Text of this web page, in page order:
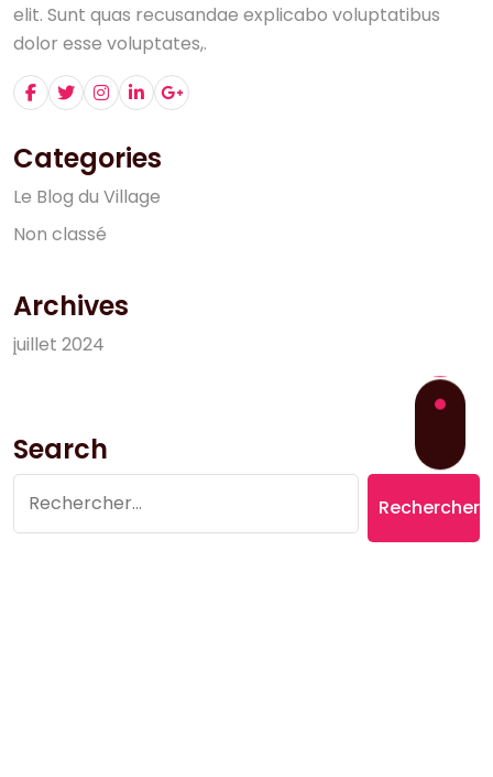
elit. Sunt quas recusandae explicabo voluptatibus
dolor esse voluptates,.
Categories
Le Blog du Village
Non classé
Archives
juillet 2024
Search